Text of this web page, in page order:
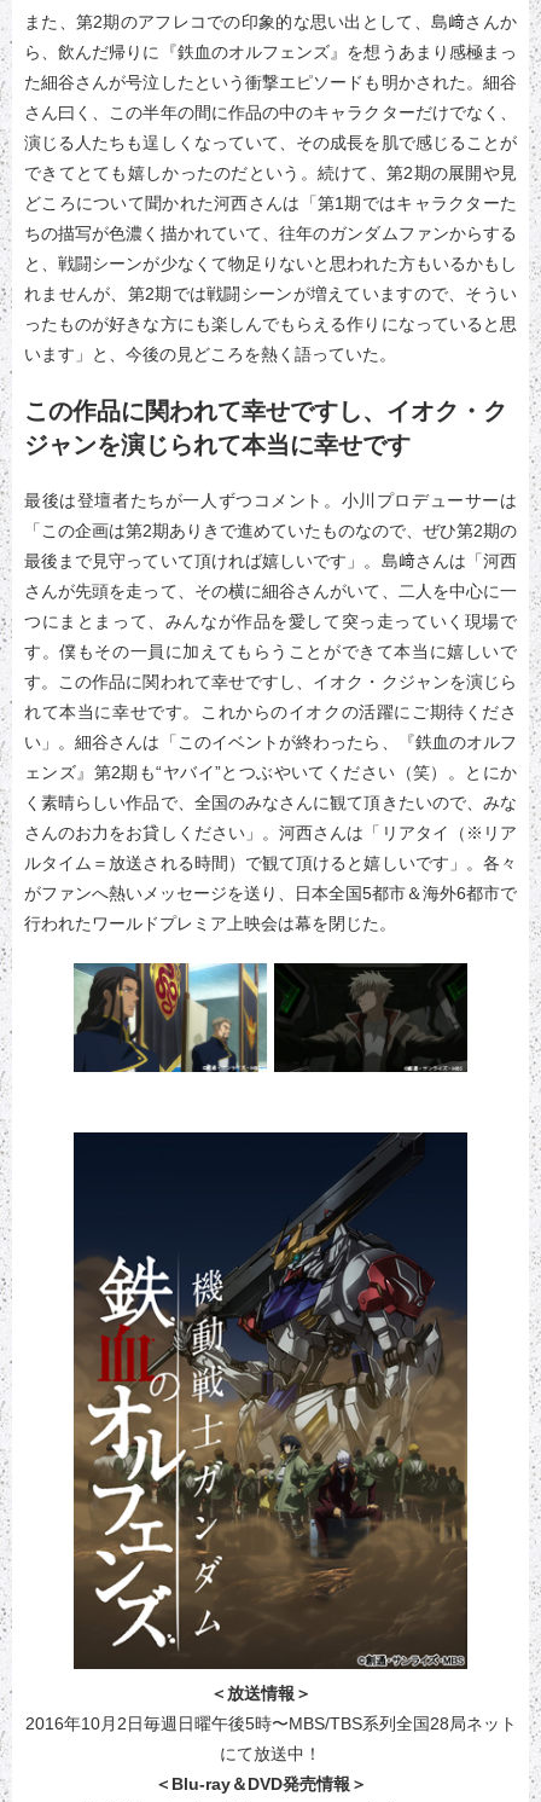
また、第2期のアフレコでの印象的な思い出として、島﨑さんか
ら、飲んだ帰りに『鉄血のオルフェンズ』を想うあまり感極まっ
た細谷さんが号泣したという衝撃エピソードも明かされた。細谷
さん曰く、この半年の間に作品の中のキャラクターだけでなく、
演じる人たちも逞しくなっていて、その成長を肌で感じることが
できてとても嬉しかったのだという。続けて、第2期の展開や見
どころについて聞かれた河西さんは「第1期ではキャラクターた
ちの描写が色濃く描かれていて、往年のガンダムファンからする
と、戦闘シーンが少なくて物足りないと思われた方もいるかもし
れませんが、第2期では戦闘シーンが増えていますので、そうい
ったものが好きな方にも楽しんでもらえる作りになっていると思
います」と、今後の見どころを熱く語っていた。
この作品に関われて幸せですし、イオク・ク
ジャンを演じられて本当に幸せです
最後は登壇者たちが一人ずつコメント。小川プロデューサーは
「この企画は第2期ありきで進めていたものなので、ぜひ第2期の
最後まで見守っていて頂ければ嬉しいです」。島﨑さんは「河西
さんが先頭を走って、その横に細谷さんがいて、二人を中心に一
つにまとまって、みんなが作品を愛して突っ走っていく現場で
す。僕もその一員に加えてもらうことができて本当に嬉しいで
す。この作品に関われて幸せですし、イオク・クジャンを演じら
れて本当に幸せです。これからのイオクの活躍にご期待くださ
い」。細谷さんは「このイベントが終わったら、『鉄血のオルフ
ェンズ』第2期も“ヤバイ”とつぶやいてください（笑）。とにか
く素晴らしい作品で、全国のみなさんに観て頂きたいので、みな
さんのお力をお貸しください」。河西さんは「リアタイ（※リア
ルタイム＝放送される時間）で観て頂けると嬉しいです」。各々
がファンへ熱いメッセージを送り、日本全国5都市＆海外6都市で
行われたワールドプレミア上映会は幕を閉じた。
＜放送情報＞
2016年10月2日毎週日曜午後5時〜MBS/TBS系列全国28局ネット
にて放送中！
＜Blu-ray＆DVD発売情報＞